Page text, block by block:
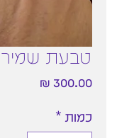
טבעת
כמות *